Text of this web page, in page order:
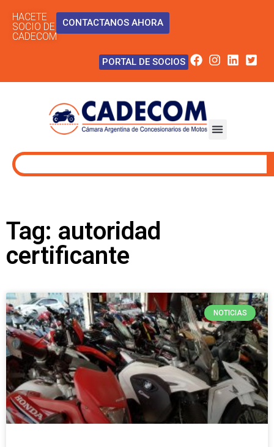
HACETE
SOCIO DE
CADECOM
CONTACTANOS AHORA
PORTAL DE SOCIOS
Tag: autoridad
certificante
NOTICIAS